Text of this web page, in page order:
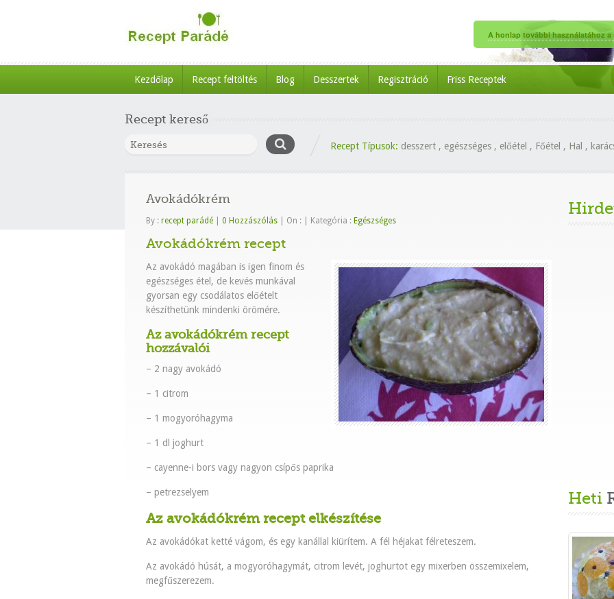
Kezdőlap Recept feltöltés Blog Desszertek Regisztráció Friss Receptek
Recept kereső
Recept Típusok: desszert , egészséges , előétel , Főétel , Hal ,
Avokádókrém
By : recept parádé 0 Hozzászólás On : Kategória : Egészséges
Avokádókrém recept
Az avokádó magában is igen finom és
egészséges étel, de kevés munkával
gyorsan egy csodálatos előételt
készíthetünk mindenki örömére.
Az avokádókrém recept
hozzávalói
– 2 nagy avokádó
– 1 citrom
– 1 mogyoróhagyma
– 1 dl joghurt
– cayenne-i bors vagy nagyon csípős paprika
– petrezselyem
Az avokádókrém recept elkészítése
Az avokádókat ketté vágom, és egy kanállal kiürítem. A fél héjakat félreteszem.
Az avokádó húsát, a mogyoróhagymát, citrom levét, joghurtot egy mixerben összemixelem,
megfűszerezem.
Heti
A honlap további használatához